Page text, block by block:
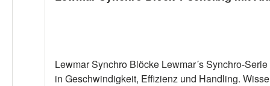
Lewmar Synchro Blöcke Lewmar´s Synchro-
in Geschwindigkeit, Effizienz und Handling.